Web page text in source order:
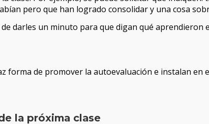
pero que han logrado consolidar y una cosa
darles un minuto para que digan qué aprendieron
forma de promover la autoevaluación e instalan en
la próxima clase